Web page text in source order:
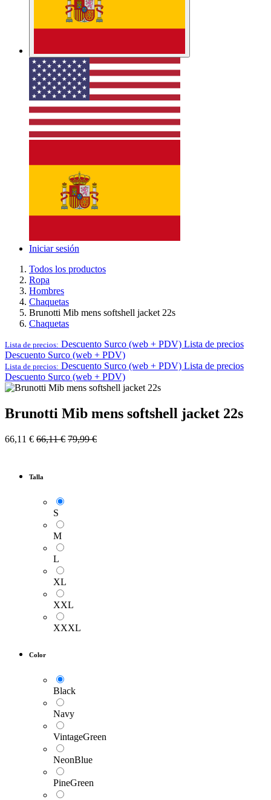
Iniciar sesión
Todos los productos
Ropa
Hombres
Chaquetas
Brunotti Mib mens softshell jacket 22s
Chaquetas
Lista de precios: Descuento Surco (web + PDV) Lista de precios
Descuento Surco (web + PDV)
Lista de precios: Descuento Surco (web + PDV) Lista de precios
Descuento Surco (web + PDV)
Brunotti Mib mens softshell jacket 22s
66,11 € 66,11€ 79,99€
Talla
S
M
L
XL
XXL
XXXL
Color
Black
Navy
VintageGreen
NeonBlue
PineGreen